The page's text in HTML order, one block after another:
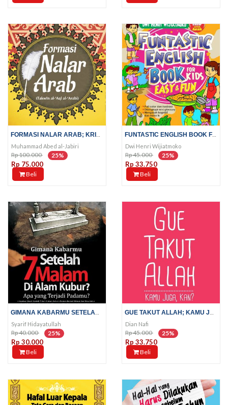
Muhammad Abed al-Jabiri
Rp 100.000 25%
Rp 75.000
Beli
Dwi Henri Wijiatmoko
Rp 45.000 25%
Rp 33.750
Beli
Syarif Hidayatullah
Rp 40.000 25%
Rp 30.000
Beli
Dian Nafi
Rp 45.000 25%
Rp 33.750
Beli